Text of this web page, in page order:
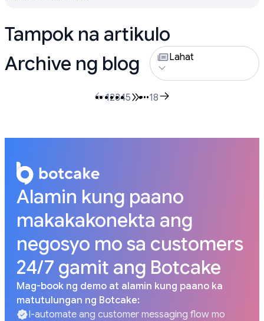
Tampok na artikulo
Archive ng blog
Lahat
12345 •••18
Alamin kung paano
makakakonekta ang
negosyo mo sa customers
24/7 gamit ang Botcake
Mag-book ng demo at alamin kung paano ka
matutulungan ng Botcake:
I-automate ang customer messaging flow mo